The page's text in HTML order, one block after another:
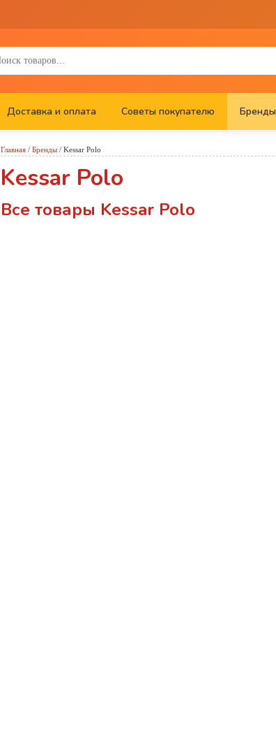
Доставка и оплата Советы покупателю Бренды
Главная / Бренды / Kessar Polo
Kessar Polo
Все товары Kessar Polo